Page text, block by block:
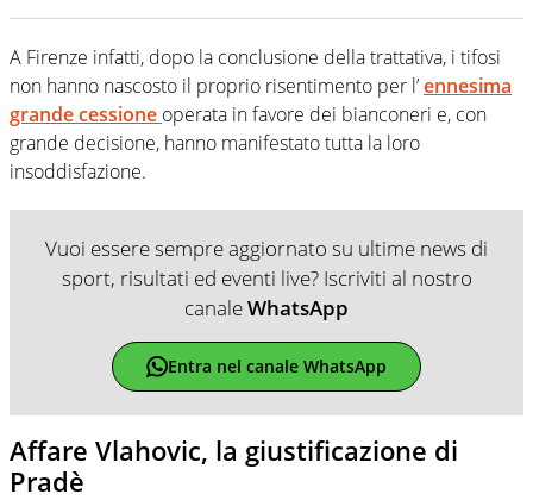
A Firenze infatti, dopo la conclusione della trattativa, i tifosi
non hanno nascosto il proprio risentimento per l’ennesima
grande cessione operata in favore dei bianconeri e, con
grande decisione, hanno manifestato tutta la loro
insoddisfazione.
Vuoi essere sempre aggiornato su ultime news di
sport, risultati ed eventi live? Iscriviti al nostro
canaleWhatsApp
Entra nel canale WhatsApp
Affare Vlahovic, la giustificazione di
Pradè